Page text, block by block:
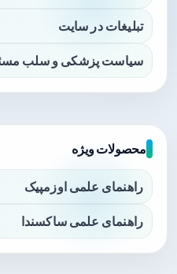
تبلیغات در سایت
سیاست پزشکی و سلب
محصولات ویژه
راهنمای علمی اوزمپیک
راهنمای علمی ساکسندا